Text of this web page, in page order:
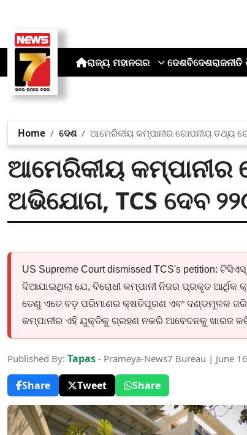
ରାଜ୍ୟ ମହାନଗର ଦେଶବିଦେଶରାଜନୀତି
Home ଦେଶ ଆମେରିକୀୟ କମ୍ପାନୀର ଗୋପନୀୟ ତଥ୍ୟ
ଆମେରିକୀୟ କମ୍ପାନୀର
ଅଭିଯୋଗ, TCS ଦେବ
US Supreme Court dismissed TCS's petition:
ଦିଆଯାଇଥିଲା ଯେ, ବିରୋଧୀ କମ୍ପାନୀ ନିଜର ପ୍ରକୃତ ଆର୍ଥିକ
ତେଣୁ ଏତେ ବଡ଼ ପରିମାଣର କ୍ଷତିପୂରଣ ଏବଂ ଦଣ୍ଡମୂଳକ
କମ୍ପାନୀର ଏହି ଯୁକ୍ତିକୁ ଗ୍ରହଣ ନକରି ଆବେଦନକୁ ଖାରଜ
Published By: Tapas - Prameya-News7 Bureau | June
Share
Tweet Share